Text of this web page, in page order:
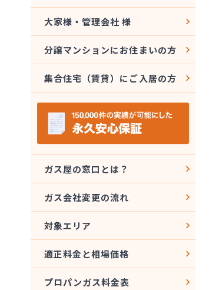
大家様・管理会社 様
分譲マンションにお住まいの方
集合住宅（賃貸）にご入居の方
ガス屋の窓口とは？
ガス会社変更の流れ
対象エリア
適正料金と相場価格
プロパンガス料金表